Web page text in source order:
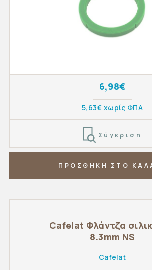
6,98€
5,63€ χωρίς ΦΠΑ
Σύγκριση
ΠΡΟΣΘΗΚΗ ΣΤΟ
Cafelat Φλάντζα
8.3mm NS
Cafelat